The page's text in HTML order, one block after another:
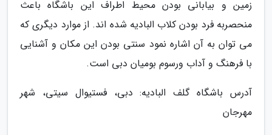
زمین و بیابانی بودن محیط اطراف این باشگاه باعث
منحصربه فرد بودن کلاب البادیه شده اند. از موارد دیگری که
می توان به آن اشاره نمود سنتی بودن این مکان و آشنایی
با فرهنگ و آداب ورسوم بومیان دبی است.
آدرس باشگاه گلف البادیه: دبی، فستیوال سیتی، شهر
مهرجان